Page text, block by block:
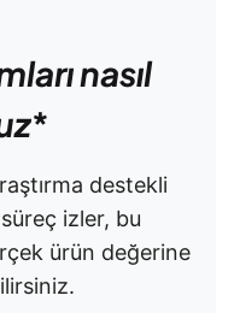
nasıl
*
destekli
süreç izler, bu
ürün değerine